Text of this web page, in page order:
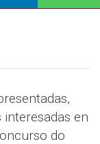
en
do